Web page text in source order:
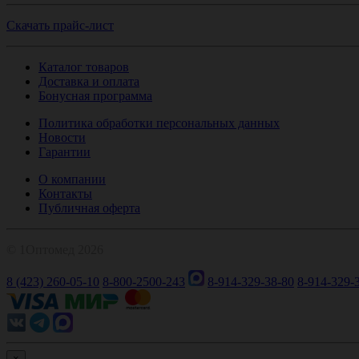
Скачать прайс-лист
Каталог товаров
Доставка и оплата
Бонусная программа
Политика обработки персональных данных
Новости
Гарантии
О компании
Контакты
Публичная оферта
8 (423) 260-05-10 8-800-2500-243 8-914-329-38-80 8-914-329-